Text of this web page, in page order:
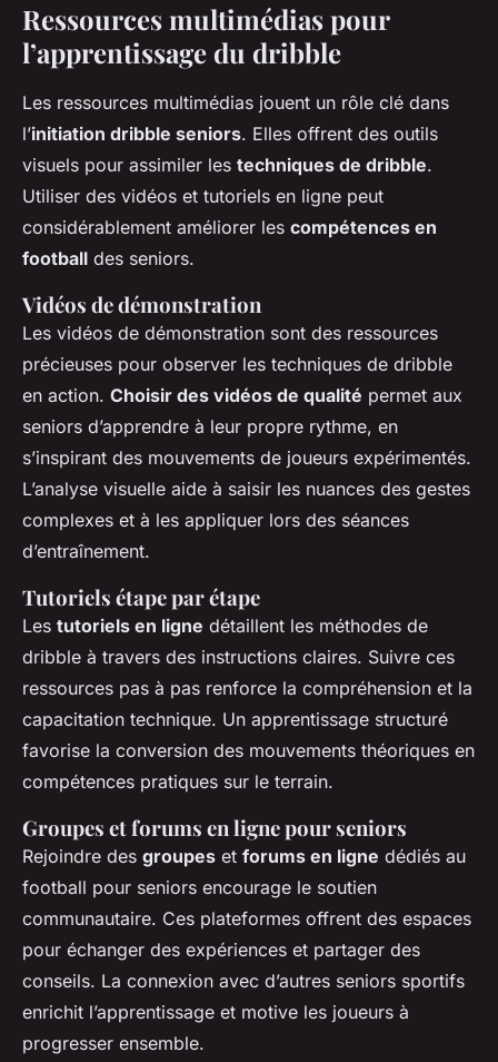
Ressources multimédias pour
l’apprentissage du dribble
Les ressources multimédias jouent un rôle clé dans
l’initiation dribble seniors. Elles offrent des outils
visuels pour assimiler les techniques de dribble.
Utiliser des vidéos et tutoriels en ligne peut
considérablement améliorer les compétences en
football des seniors.
Vidéos de démonstration
Les vidéos de démonstration sont des ressources
précieuses pour observer les techniques de dribble
en action. Choisir des vidéos de qualité permet aux
seniors d’apprendre à leur propre rythme, en
s’inspirant des mouvements de joueurs expérimentés.
L’analyse visuelle aide à saisir les nuances des gestes
complexes et à les appliquer lors des séances
d’entraînement.
Tutoriels étape par étape
Les tutoriels en ligne détaillent les méthodes de
dribble à travers des instructions claires. Suivre ces
ressources pas à pas renforce la compréhension et la
capacitation technique. Un apprentissage structuré
favorise la conversion des mouvements théoriques en
compétences pratiques sur le terrain.
Groupes et forums en ligne pour seniors
Rejoindre des groupes et forums en ligne dédiés au
football pour seniors encourage le soutien
communautaire. Ces plateformes offrent des espaces
pour échanger des expériences et partager des
conseils. La connexion avec d’autres seniors sportifs
enrichit l’apprentissage et motive les joueurs à
progresser ensemble.